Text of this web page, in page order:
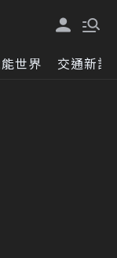
世界 交通新訊